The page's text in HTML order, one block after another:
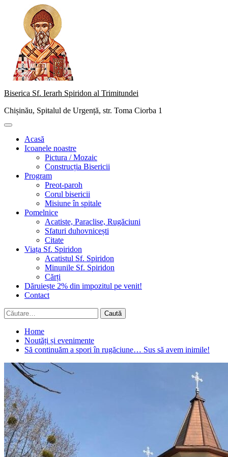
content
Biserica Sf. Ierarh Spiridon al Trimitundei
Chișinău, Spitalul de Urgență, str. Toma Ciorba 1
Primary
Acasă
Icoanele noastre
Pictura / Mozaic
Construcția Bisericii
Program
Preot-paroh
Corul bisericii
Misiune în spitale
Pomelnice
Acatiste, Paraclise, Rugăciuni
Sfaturi duhovnicești
Citate
Viața Sf. Spiridon
Acatistul Sf. Spiridon
Minunile Sf. Spiridon
Cărți
Dăruiește 2% din impozitul pe venit!
Contact
Caută
după:
Home
Noutăți și evenimente
Să continuăm a spori în rugăciune… Sus să avem inimile!